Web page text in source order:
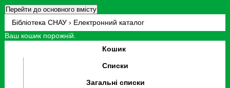
Перейти до основного вмісту
Бібліотека СНАУ › Електронний каталог
Ваш кошик порожній.
Кошик
Списки
Загальні списки